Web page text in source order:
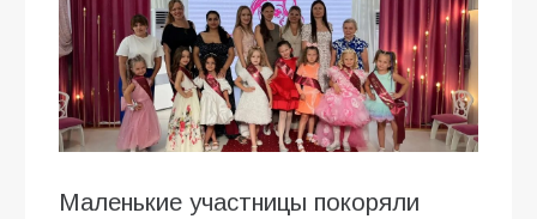
Маленькие участницы покоряли